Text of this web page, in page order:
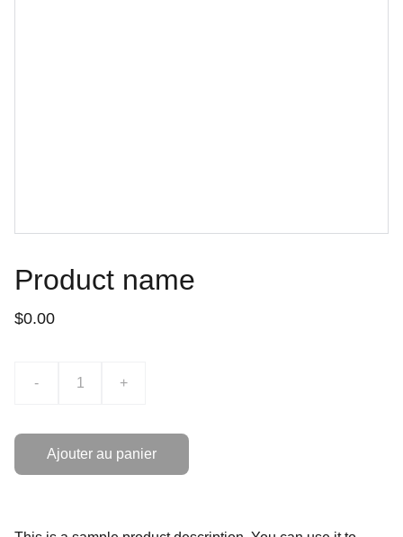
Product name
$0.00
- +
Ajouter au panier